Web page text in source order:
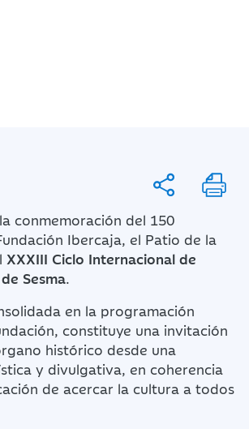
conmemoración del 150
Ibercaja, el Patio de la
XXXIII Ciclo Internacional de
Sesma.
en la programación
constituye una invitación
histórico desde una
y divulgativa, en coherencia
de acercar la cultura a todos